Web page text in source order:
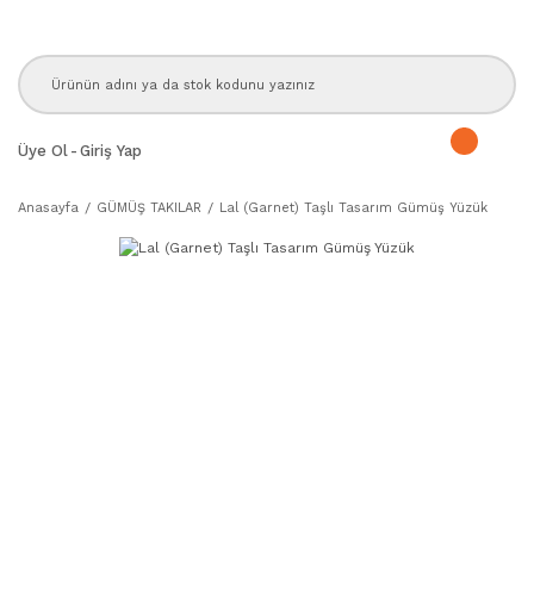
Üye Ol - Giriş Yap
Anasayfa GÜMÜŞ TAKILAR Lal (Garnet) Taşlı Tasarım Gümüş Yüzük